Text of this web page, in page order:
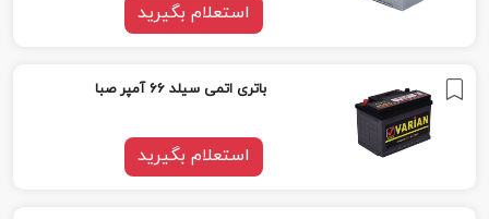
استعلام بگیرید
باتری اتمی سیلد 66 آمپر صبا
استعلام بگیرید